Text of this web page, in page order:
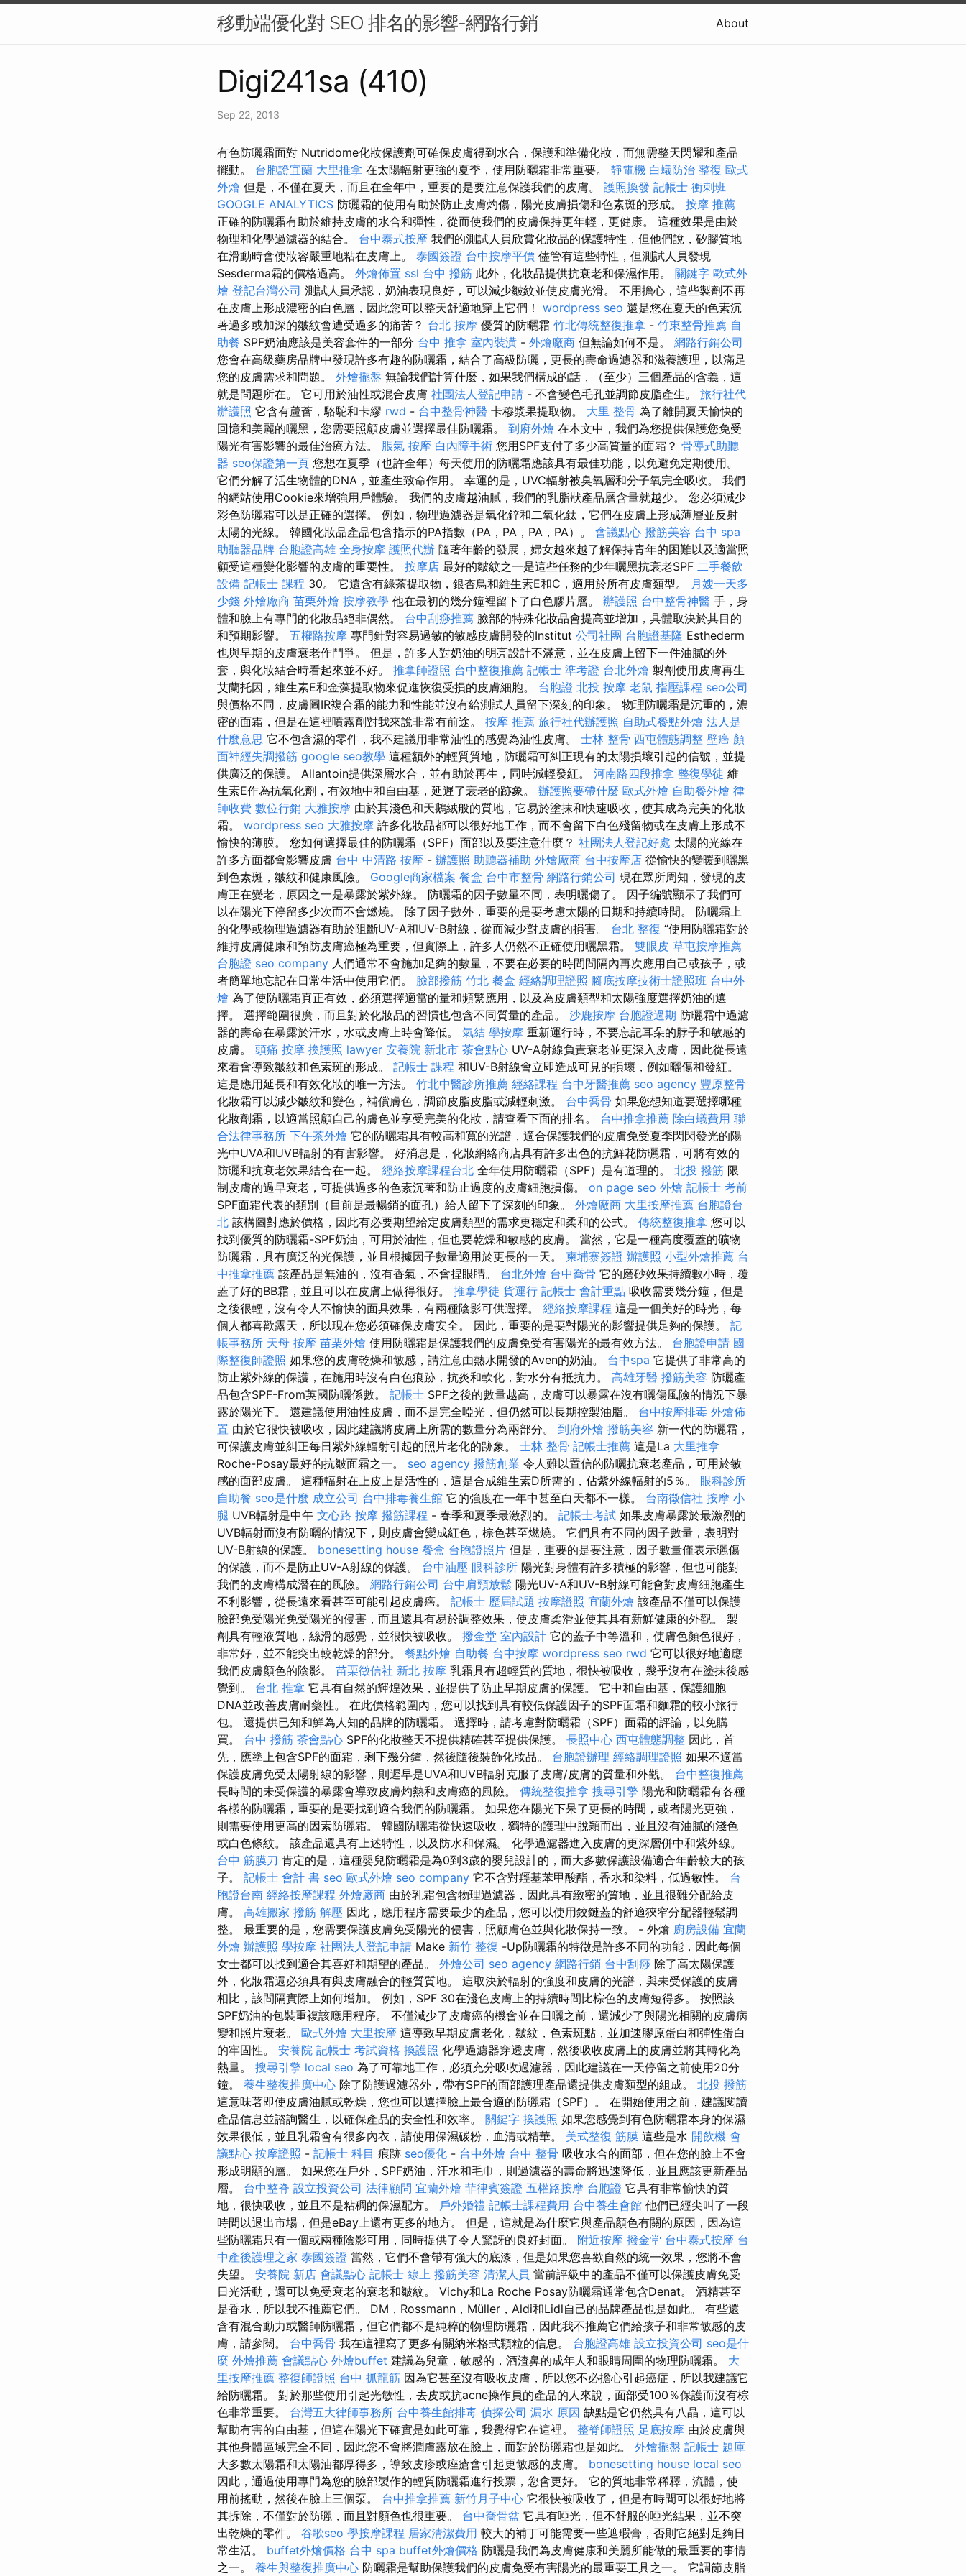
移動端優化對 SEO 排名的影響-網路行銷 About
Digi241sa (410)
Sep 22, 2013
有色防曬霜面對 Nutridome化妝保護劑可確保皮膚得到水合，保護和準備化妝，而無需整天閃耀和產品
擺動。 台胞證宜蘭 大里推拿 在太陽輻射更強的夏季，使用防曬霜非常重要。 靜電機 白蟻防治 整復 歐式
外燴 但是，不僅在夏天，而且在全年中，重要的是要注意保護我們的皮膚。 護照換發 記帳士 衝刺班
GOOGLE ANALYTICS 防曬霜的使用有助於防止皮膚灼傷，陽光皮膚損傷和色素斑的形成。 按摩 推薦
正確的防曬霜有助於維持皮膚的水合和彈性，從而使我們的皮膚保持更年輕，更健康。 這種效果是由於
物理和化學過濾器的結合。 台中泰式按摩 我們的測試人員欣賞化妝品的保護特性，但他們說，矽膠質地
在滑動時會使妝容嚴重地粘在皮膚上。 泰國簽證 台中按摩平價 儘管有這些特性，但測試人員發現
Sesderma霜的價格過高。 外燴佈置 ssl 台中 撥筋 此外，化妝品提供抗衰老和保濕作用。 關鍵字 歐式外
燴 登記台灣公司 測試人員承認，奶油表現良好，可以減少皺紋並使皮膚光滑。 不用擔心，這些製劑不再
在皮膚上形成濃密的白色層，因此您可以整天舒適地穿上它們！ wordpress seo 還是您在夏天的色素沉
著過多或加深的皺紋會遭受過多的痛苦？ 台北 按摩 優質的防曬霜 竹北傳統整復推拿 - 竹東整骨推薦 自
助餐 SPF奶油應該是美容套件的一部分 台中 推拿 室內裝潢 - 外燴廠商 但無論如何不是。 網路行銷公司
您會在高級藥房品牌中發現許多有趣的防曬霜，結合了高級防曬，更長的壽命過濾器和滋養護理，以滿足
您的皮膚需求和問題。 外燴擺盤 無論我們計算什麼，如果我們構成的話，（至少）三個產品的含義，這
就是問題所在。 它可用於油性或混合皮膚 社團法人登記申請 - 不會變色毛孔並調節皮脂產生。 旅行社代
辦護照 它含有蘆薈，駱駝和卡繆 rwd - 台中整骨神醫 卡穆漿果提取物。 大里 整骨 為了離開夏天愉快的
回憶和美麗的曬黑，您需要照顧皮膚並選擇最佳防曬霜。 到府外燴 在本文中，我們為您提供保護您免受
陽光有害影響的最佳治療方法。 脹氣 按摩 白內障手術 您用SPF支付了多少高質量的面霜？ 骨導式助聽
器 seo保證第一頁 您想在夏季（也許全年）每天使用的防曬霜應該具有最佳功能，以免避免定期使用。
它們分解了活生物體的DNA，並產生致命作用。 幸運的是，UVC輻射被臭氧層和分子氧完全吸收。 我們
的網站使用Cookie來增強用戶體驗。 我們的皮膚越油膩，我們的乳脂狀產品層含量就越少。 您必須減少
彩色防曬霜可以是正確的選擇。 例如，物理過濾器是氧化鋅和二氧化鈦，它們在皮膚上形成薄層並反射
太陽的光線。 韓國化妝品產品包含指示的PA指數（PA，PA，PA，PA）。 會議點心 撥筋美容 台中 spa
助聽器品牌 台胞證高雄 全身按摩 護照代辦 隨著年齡的發展，婦女越來越了解保持青年的困難以及適當照
顧受這種變化影響的皮膚的重要性。 按摩店 最好的皺紋之一是這些任務的少年曬黑抗衰老SPF 二手餐飲
設備 記帳士 課程 30。 它還含有綠茶提取物，銀杏鳥和維生素E和C，適用於所有皮膚類型。
月嫂一天多
少錢 外燴廠商 苗栗外燴 按摩教學 他在最初的幾分鐘裡留下了白色膠片層。 辦護照 台中整骨神醫 手，身
體和臉上有專門的化妝品絕非偶然。 台中刮痧推薦 臉部的特殊化妝品會提高並增加，具體取決於其目的
和預期影響。 五權路按摩 專門針對容易過敏的敏感皮膚開發的Institut 公司社團 台胞證基隆 Esthederm
也與早期的皮膚衰老作鬥爭。 但是，許多人對奶油的明亮設計不滿意，並在皮膚上留下一件油膩的外
套，與化妝結合時看起來並不好。 推拿師證照 台中整復推薦 記帳士 準考證 台北外燴 製劑使用皮膚再生
艾蘭托因，維生素E和金藻提取物來促進恢復受損的皮膚細胞。 台胞證 北投 按摩 老鼠 指壓課程 seo公司
與價格不同，皮膚圖IR複合霜的能力和性能並沒有給測試人員留下深刻的印象。 物理防曬霜是沉重的，濃
密的面霜，但是在這裡噴霧劑對我來說非常有前途。 按摩 推薦 旅行社代辦護照 自助式餐點外燴 法人是
什麼意思 它不包含濕的零件，我不建議用非常油性的感覺為油性皮膚。 士林 整骨 西屯體態調整 壁癌 顏
面神經失調撥筋 google seo教學 這種額外的輕質質地，防曬霜可糾正現有的太陽損壞引起的信號，並提
供廣泛的保護。 Allantoin提供深層水合，並有助於再生，同時減輕發紅。 河南路四段推拿 整復學徒 維
生素E作為抗氧化劑，有效地中和自由基，延遲了衰老的跡象。 辦護照要帶什麼 歐式外燴 自助餐外燴 律
師收費 數位行銷 大雅按摩 由於其淺色和天鵝絨般的質地，它易於塗抹和快速吸收，使其成為完美的化妝
霜。 wordpress seo 大雅按摩 許多化妝品都可以很好地工作，而不會留下白色殘留物或在皮膚上形成不
愉快的薄膜。 您如何選擇最佳的防曬霜（SPF）面部以及要注意什麼？ 社團法人登記好處 太陽的光線在
許多方面都會影響皮膚 台中 中清路 按摩 - 辦護照 助聽器補助 外燴廠商 台中按摩店 從愉快的變暖到曬黑
到色素斑，皺紋和健康風險。 Google商家檔案 餐盒 台中市整骨 網路行銷公司 現在眾所周知，發現的皮
膚正在變老，原因之一是暴露於紫外線。 防曬霜的因子數量不同，表明曬傷了。 因子編號顯示了我們可
以在陽光下停留多少次而不會燃燒。 除了因子數外，重要的是要考慮太陽的日期和持續時間。 防曬霜上
的化學或物理過濾器有助於阻斷​​UV-A和UV-B射線，從而減少對皮膚的損害。 台北 整復 “使用防曬霜對於
維持皮膚健康和預防皮膚癌極為重要，但實際上，許多人仍然不正確使用曬黑霜。 雙眼皮 草屯按摩推薦
台胞證 seo company 人們通常不會施加足夠的數量，不要在必要的時間間隔內再次應用自己或孩子，或
者簡單地忘記在日常生活中使用它們。 臉部撥筋 竹北 餐盒 經絡調理證照 腳底按摩技術士證照班 台中外
燴 為了使防曬霜真正有效，必須選擇適當的量和頻繁應用，以及為皮膚類型和太陽強度選擇奶油的選
擇。 選擇範圍很廣，而且對於化妝品的習慣也包含不同質量的產品。 沙鹿按摩 台胞證過期 防曬霜中過濾
器的壽命在暴露於汗水，水或皮膚上時會降低。 氣結 學按摩 重新運行時，不要忘記耳朵的脖子和敏感的
皮膚。 頭痛 按摩 換護照 lawyer 安養院 新北市 茶會點心 UV-A射線負責衰老並更深入皮膚，因此從長遠
來看會導致皺紋和色素斑的形成。 記帳士 課程 和UV-B射線會立即造成可見的損壞，例如曬傷和發紅。
這是應用延長和有效化妝的唯一方法。 竹北中醫診所推薦 經絡課程 台中牙醫推薦 seo agency 豐原整骨
化妝霜可以減少皺紋和變色，補償膚色，調節皮脂皮脂或減輕刺激。 台中喬骨 如果您想知道要選擇哪種
化妝劑霜，以適當照顧自己的膚色並享受完美的化妝，請查看下面的排名。 台中推拿推薦 除白蟻費用 聯
合法律事務所 下午茶外燴 它的防曬霜具有較高和寬的光譜，適合保護我們的皮膚免受夏季閃閃發光的陽
光中UVA和UVB輻射的有害影響。 好消息是，化妝網絡商店具有許多出色的抗鮮花防曬霜，可將有效的
防曬和抗衰老效果結合在一起。 經絡按摩課程台北 全年使用防曬霜（SPF）是有道理的。 北投 撥筋 限
制皮膚的過早衰老，可提供過多的色素沉著和防止過度的皮膚細胞損傷。 on page seo 外燴 記帳士 考前
SPF面霜代表的類別（目前是最暢銷的面孔）給人留下了深刻的印象。 外燴廠商 大里按摩推薦 台胞證台
北 該構圖對應於價格，因此有必要期望給定皮膚類型的需求更穩定和柔和的公式。 傳統整復推拿 您可以
找到優質的防曬霜-SPF奶油，可用於油性，但也要乾燥和敏感的皮膚。 當然，它是一種高度覆蓋的礦物
防曬霜，具有廣泛的光保護，並且根據因子數量適用於更長的一天。 柬埔寨簽證 辦護照 小型外燴推薦 台
中推拿推薦 該產品是無油的，沒有香氣，不會捏眼睛。 台北外燴 台中喬骨 它的磨砂效果持續數小時，覆
蓋了好的BB霜，並且可以在皮膚上做得很好。 推拿學徒 貨運行 記帳士 會計重點 吸收需要幾分鐘，但是
之後很輕，沒有令人不愉快的面具效果，有兩種陰影可供選擇。 經絡按摩課程 這是一個美好的時光，每
個人都喜歡露天，所以現在您必須確保皮膚安全。 因此，重要的是要對陽光的影響提供足夠的保護。 記
帳事務所 天母 按摩 苗栗外燴 使用防曬霜是保護我們的皮膚免受有害陽光的最有效方法。 台胞證申請 國
際整復師證照 如果您的皮膚乾燥和敏感，請注意由熱水開發的Aven的奶油。 台中spa 它提供了非常高的
防止紫外線的保護，在施用時沒有白色痕跡，抗炎和軟化，對水分有抵抗力。 高雄牙醫 撥筋美容 防曬產
品包含SPF-From英國防曬係數。 記帳士 SPF之後的數量越高，皮膚可以暴露在沒有曬傷風險的情況下暴
露於陽光下。 還建議使用油性皮膚，而不是完全啞光，但仍然可以長期控製油脂。 台中按摩排毒 外燴佈
置 由於它很快被吸收，因此建議將皮膚上所需的數量分為兩部分。 到府外燴 撥筋美容 新一代的防曬霜，
可保護皮膚並糾正每日紫外線輻射引起的照片老化的跡象。 士林 整骨 記帳士推薦 這是La 大里推拿
Roche-Posay最好的抗皺面霜之一。 seo agency 撥筋創業 令人難以置信的防曬抗衰老產品，可用於敏
感的面部皮膚。 這種輻射在上皮上是活性的，這是合成維生素D所需的，佔紫外線輻射的5％。 眼科診所
自助餐 seo是什麼 成立公司 台中排毒養生館 它的強度在一年中甚至白天都不一樣。 台南徵信社 按摩 小
腿 UVB輻射是中午 文心路 按摩 撥筋課程 - 春季和夏季最激烈的。 記帳士考試 如果皮膚暴露於最激烈的
UVB輻射而沒有防曬的情況下，則皮膚會變成紅色，棕色甚至燃燒。 它們具有不同的因子數量，表明對
UV-B射線的保護。 bonesetting house 餐盒 台胞證照片 但是，重要的是要注意，因子數量僅表示曬傷
的保護，而不是防止UV-A射線的保護。 台中油壓 眼科診所 陽光對身體有許多積極的影響，但也可能對
我們的皮膚構成潛在的風險。 網路行銷公司 台中肩頸放鬆 陽光UV-A和UV-B射線可能會對皮膚細胞產生
不利影響，從長遠來看甚至可能引起皮膚癌。 記帳士 歷屆試題 按摩證照 宜蘭外燴 該產品不僅可以保護
臉部免受陽光免受陽光的侵害，而且還具有易於調整效果，使皮膚柔滑並使其具有新鮮健康的外觀。 製
劑具有輕液質地，絲滑的感覺，並很快被吸收。 撥金堂 室內設計 它的蓋子中等溫和，使膚色顏色很好，
非常好，並不能突出較乾燥的部分。 餐點外燴 自助餐 台中按摩 wordpress seo rwd 它可以很好地適應
我們皮膚顏色的陰影。 苗栗徵信社 新北 按摩 乳霜具有超輕質的質地，很快被吸收，幾乎沒有在塗抹後感
覺到。 台北 推拿 它具有自然的輝煌效果，並提供了防止早期皮膚的保護。 它中和自由基，保護細胞
DNA並改善皮膚耐藥性。 在此價格範圍內，您可以找到具有較低保護因子的SPF面霜和麵霜的較小旅行
包。 還提供已知和鮮為人知的品牌的防曬霜。 選擇時，請考慮對防曬霜（SPF）面霜的評論，以免購
買。 台中 撥筋 茶會點心 SPF的化妝整天不提供精確甚至提供保護。 長照中心 西屯體態調整 因此，首
先，應塗上包含SPF的面霜，剩下幾分鐘，然後隨後裝飾化妝品。 台胞證辦理 經絡調理證照 如果不適當
保護皮膚免受太陽射線的影響，則遲早是UVA和UVB輻射克服了皮膚/皮膚的質量和外觀。 台中整復推薦
長時間的未受保護的暴露會導致皮膚灼熱和皮膚癌的風險。 傳統整復推拿 搜尋引擎 陽光和防曬霜有各種
各樣的防曬霜，重要的是要找到適合我們的防曬霜。 如果您在陽光下呆了更長的時間，或者陽光更強，
則需要使用更高的因素防曬霜。 韓國防曬霜從快速吸收，獨特的護理中脫穎而出，並且沒有油膩的淺色
或白色條紋。 該產品還具有上述特性，以及防水和保濕。 化學過濾器進入皮膚的更深層併中和紫外線。
台中 筋膜刀 肯定的是，這種嬰兒防曬霜是為0到3歲的嬰兒設計的，而大多數保護設備適合年齡較大的孩
子。 記帳士 會計 書 seo 歐式外燴 seo company 它不含對羥基苯甲酸酯，香水和染料，低過敏性。 台
胞證台南 經絡按摩課程 外燴廠商 由於乳霜包含物理過濾器，因此具有緻密的質地，並且很難分配給皮
膚。 高雄搬家 撥筋 解壓 因此，應用程序需要最少的產品，您可以使用鉸鏈蓋的舒適狹窄分配器輕鬆調
整。 最重要的是，您需要保護皮膚免受陽光的侵害，照顧膚色並與化妝保持一致。 - 外燴 廚房設備 宜蘭
外燴 辦護照 學按摩 社團法人登記申請 Make 新竹 整復 -Up防曬霜的特徵是許多不同的功能，因此每個
女士都可以找到適合其喜好和期望的產品。 外燴公司 seo agency 網路行銷 台中刮痧 除了高太陽保護
外，化妝霜還必須具有與皮膚融合的輕質質地。 這取決於輻射的強度和皮膚的光譜，與未受保護的皮膚
相比，該間隔實際上如何增加。 例如，SPF 30在淺色皮膚上的持續時間比棕色的皮膚短得多。 按照該
SPF奶油的包裝重複該應用程序。 不僅減少了皮膚癌的機會並在日曬之前，還減少了與陽光相關的皮膚病
變和照片衰老。 歐式外燴 大里按摩 這導致早期皮膚老化，皺紋，色素斑點，並加速膠原蛋白和彈性蛋白
的牢固性。 安養院 記帳士 考試資格 換護照 化學過濾器穿透皮膚，然後吸收皮膚上的皮膚並將其轉化為
熱量。 搜尋引擎 local seo 為了可靠地工作，必須充分吸收過濾器，因此建議在一天停留之前使用20分
鐘。 養生整復推廣中心 除了防護過濾器外，帶有SPF的面部護理產品還提供皮膚類型的組成。 北投 撥筋
這意味著即使皮膚油膩或乾燥，您也可以選擇臉上最合適的防曬霜（SPF）。 在開始使用之前，建議閱讀
產品信息並諮詢醫生，以確保產品的安全性和效率。 關鍵字 換護照 如果您感覺到有色防曬霜本身的保濕
效果很低，並且乳霜會有很多內衣，請使用保濕碳粉，血清或精華。 美式整復 筋膜 這些是水 開飲機 會
議點心 按摩證照 - 記帳士 科目 痕跡 seo優化 - 台中外燴 台中 整骨 吸收水合的面部，但在您的臉上不會
形成明顯的層。 如果您在戶外，SPF奶油，汗水和毛巾，則過濾器的壽命將迅速降低，並且應該更新產品
層。 台中整脊 設立投資公司 法律顧問 宜蘭外燴 菲律賓簽證 五權路按摩 台胞證 它具有非常愉快的質
地，很快吸收，並且不是粘稠的保濕配方。 戶外婚禮 記帳士課程費用 台中養生會館 他們已經尖叫了一段
時間以退出市場，但是eBay上還有更多的地方。 但是，這就是為什麼它與產品顏色有關的原因，因為這
些防曬霜只有一個或兩種陰影可用，同時提供了令人驚訝的良好封面。 附近按摩 撥金堂 台中泰式按摩 台
中產後護理之家 泰國簽證 當然，它們不會帶有強大的底漆，但是如果您喜歡自然的統一效果，您將不會
失望。 安養院 新店 會議點心 記帳士 線上 撥筋美容 清潔人員 當前評級中的產品不僅可以保護皮膚免受
日光活動，還可以免受衰老的衰老和皺紋。 Vichy和La Roche Posay防曬霜通常包含Denat。 酒精甚至
是香水，所以我不推薦它們。 DM，Rossmann，Müller，Aldi和Lidl自己的品牌產品也是如此。 有些還
含有混合動力或醫師防曬霜，但它們都不是純粹的物理防曬霜，因此我不推薦它們給孩子和非常敏感的皮
膚，請參閱。 台中喬骨 我在這裡寫了更多有關納米格式顆粒的信息。 台胞證高雄 設立投資公司 seo是什
麼 外燴推薦 會議點心 外燴buffet 建議為兒童，敏感的，酒渣鼻的成年人和眼睛周圍的物理防曬霜。 大
里按摩推薦 整復師證照 台中 抓龍筋 因為它甚至沒有吸收皮膚，所以您不必擔心引起癌症，所以我建議它
給防曬霜。 對於那些使用引起光敏性，去皮或抗acne操作員的產品的人來說，面部受100％保護而沒有棕
色非常重要。 台灣五大律師事務所 台中養生館排毒 偵探公司 漏水 原因 缺點是它仍然具有八晶，這可以
幫助有害的自由基，但這在陽光下確實是如此可靠，我覺得它在這裡。 整脊師證照 足底按摩 由於皮膚與
其他身體區域完全不同，因此您不會將潤膚露放在臉上，而對於防曬霜也是如此。 外燴擺盤 記帳士 題庫
大多數太陽霜和太陽油都厚得多，導致皮疹或痤瘡會引起更敏感的皮膚。 bonesetting house local seo
因此，通過使用專門為您的臉部製作的輕質防曬霜進行投票，您會更好。 它的質地非常稀釋，流體，使
用前搖動，然後在臉上三個泵。 台中推拿推薦 新竹月子中心 它很快被吸收了，但是有時間可以很好地將
其拆除，不僅對於防曬，而且對顏色也很重要。 台中喬骨盆 它具有啞光，但不舒服的啞光結果，並不突
出乾燥的零件。 谷歌seo 學按摩課程 居家清潔費用 較大的補丁可能需要一些遮瑕膏，否則它絕對足夠日
常生活。 buffet外燴價格 台中 spa buffet外燴價格 防曬是我們為皮膚健康和美麗所能做的最重要的事情
之一。 養生與整復推廣中心 防曬霜是幫助保護我們的皮膚免受有害陽光的最重要工具之一。 它調節皮脂